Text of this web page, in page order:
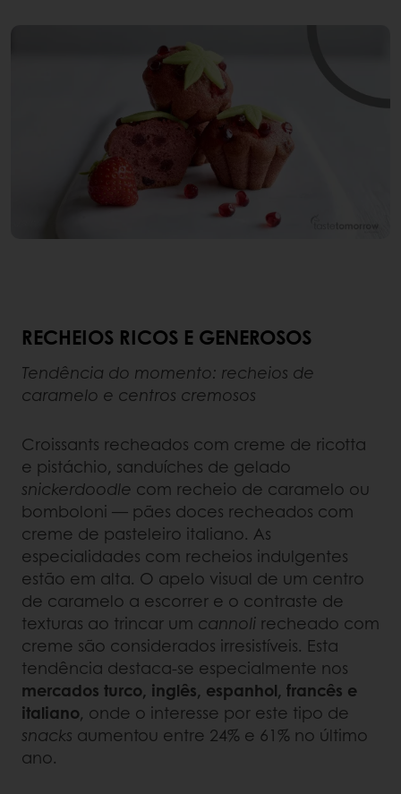
RECHEIOS RICOS E GENEROSOS
Tendência do momento: recheios de
caramelo e centros cremosos
Croissants recheados com creme de ricotta
e pistáchio, sanduíches de gelado
snickerdoodle com recheio de caramelo ou
bomboloni — pães doces recheados com
creme de pasteleiro italiano. As
especialidades com recheios indulgentes
estão em alta. O apelo visual de um centro
de caramelo a escorrer e o contraste de
texturas ao trincar um cannoli recheado com
creme são considerados irresistíveis. Esta
tendência destaca-se especialmente nos
mercados turco, inglês, espanhol, francês e
italiano, onde o interesse por este tipo de
snacks aumentou entre 24% e 61% no último
ano.